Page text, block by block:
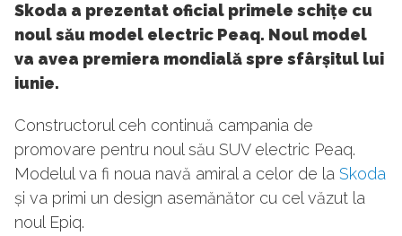
Skoda a prezentat oficial primele schițe cu
noul său model electric Peaq. Noul model
va avea premiera mondială spre sfârșitul lui
iunie.
Constructorul ceh continuă campania de
promovare pentru noul său SUV electric Peaq.
Modelul va fi noua navă amiral a celor de la Skoda
și va primi un design asemănător cu cel văzut la
noul Epiq.